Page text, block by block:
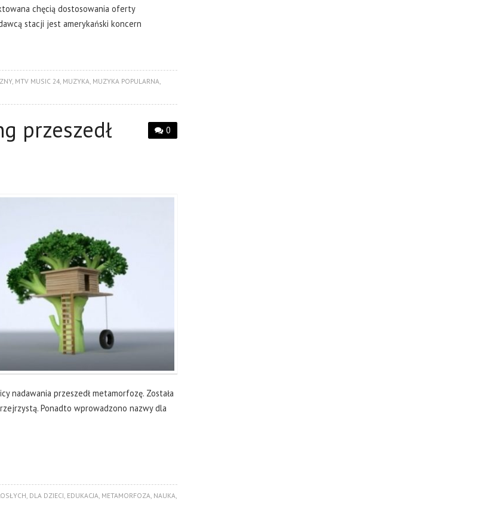
chęcią dostosowania oferty
stacji jest amerykański koncern
, MTV MUSIC 24, MUZYKA MUZYKA POPULARNA
0
przeszedł
nadawania przeszedł metamorfozę. Została
Ponadto wprowadzono nazwy dla
, DLA DZIECI, EDUKACJA, METAMORFOZA, NAUKA,